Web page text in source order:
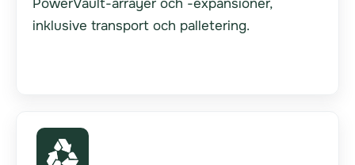
PowerVault-arrayer och -expansioner,
inklusive transport och palletering.